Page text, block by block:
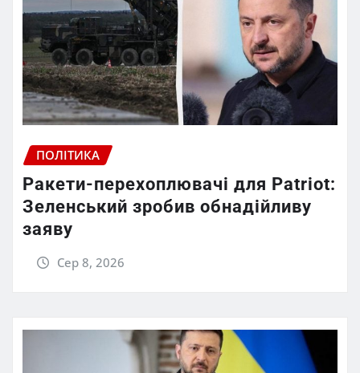
ПОЛІТИКА
Ракети-перехоплювачі для Patriot:
Зеленський зробив обнадійливу
заяву
Сер 8, 2026